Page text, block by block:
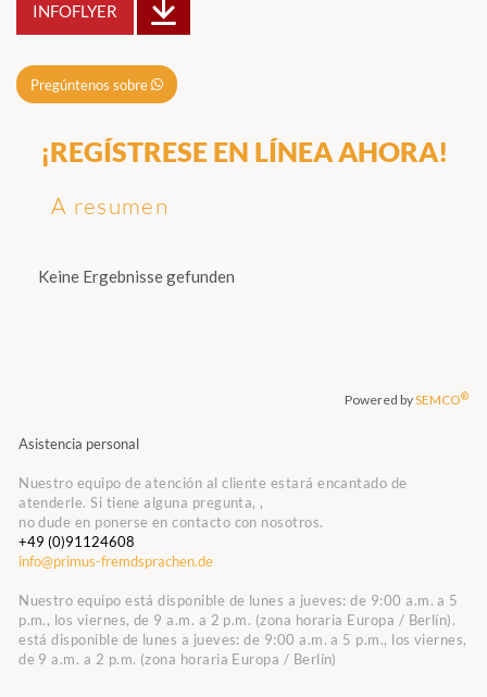
INFOFLYER
Pregúntenos sobre
¡REGÍSTRESE EN LÍNEA AHORA!
A resumen
Asistencia personal
Nuestro equipo de atención al cliente estará encantado de
atenderle. Si tiene alguna pregunta, ,
no dude en ponerse en contacto con nosotros.
+49 (0)91124608
info@primus-fremdsprachen.de
Nuestro equipo está disponible de lunes a jueves: de 9:00 a.m. a 5
p.m., los viernes, de 9 a.m. a 2 p.m. (zona horaria Europa / Berlín).
está disponible de lunes a jueves: de 9:00 a.m. a 5 p.m., los viernes,
de 9 a.m. a 2 p.m. (zona horaria Europa / Berlín)